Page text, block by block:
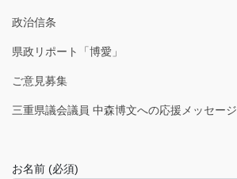
政治信条
県政リポート「博愛」
ご意見募集
三重県議会議員 中森博文への応援メッセージ
お名前 (必須)